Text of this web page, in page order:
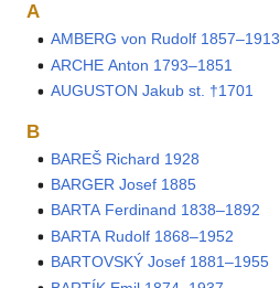
A
AMBERG von Rudolf 1857–1913
ARCHE Anton 1793–1851
AUGUSTON Jakub st. †1701
B
BAREŠ Richard 1928
BARGER Josef 1885
BARTA Ferdinand 1838–1892
BARTA Rudolf 1868–1952
BARTOVSKÝ Josef 1881–1955